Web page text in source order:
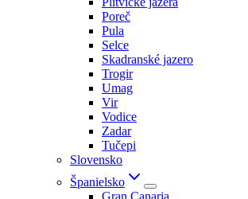
Poreč
Pula
Selce
Skadranské jazero
Trogir
Umag
Vir
Vodice
Zadar
Tučepi
Slovensko
Španielsko
Gran Canaria